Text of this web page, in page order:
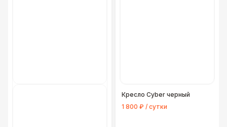
Кресло Cyber черный
1 800 ₽ / сутки